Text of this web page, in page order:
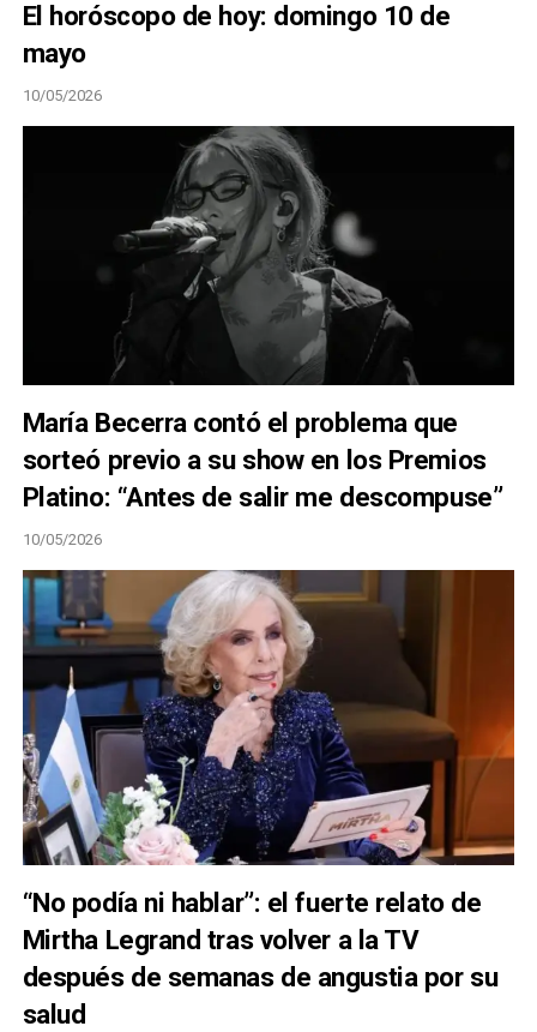
El horóscopo de hoy: domingo 10 de
mayo
10/05/2026
María Becerra contó el problema que
sorteó previo a su show en los Premios
Platino: “Antes de salir me descompuse”
10/05/2026
“No podía ni hablar”: el fuerte relato de
Mirtha Legrand tras volver a la TV
después de semanas de angustia por su
salud